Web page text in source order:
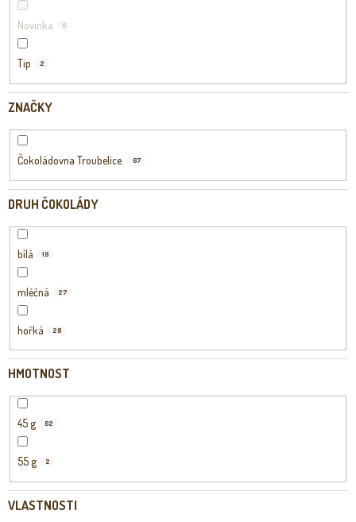
Novinka 0
Tip 2
ZNAČKY
Čokoládovna Troubelice 67
DRUH ČOKOLÁDY
bílá 19
mléčná 27
hořká 28
HMOTNOST
45 g 62
55 g 2
VLASTNOSTI